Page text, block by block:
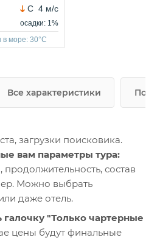
Все характеристики
загрузки поисковика.
вам параметры тура:
состав
Можно выбрать
даже отель.
"Только чартерные
цены будут финальные